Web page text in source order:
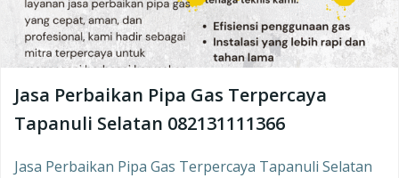
Jasa Perbaikan Pipa Gas Terpercaya
Tapanuli Selatan 082131111366
Jasa Perbaikan Pipa Gas Terpercaya Tapanuli Selatan